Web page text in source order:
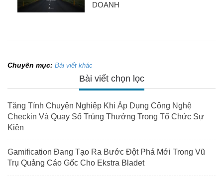
DOANH
Chuyên mục: Bài viết khác
Bài viết chọn lọc
Tăng Tính Chuyên Nghiệp Khi Áp Dụng Công Nghệ
Checkin Và Quay Số Trúng Thưởng Trong Tổ Chức Sự
Kiện
Gamification Đang Tạo Ra Bước Đột Phá Mới Trong Vũ
Trụ Quảng Cáo Gốc Cho Ekstra Bladet